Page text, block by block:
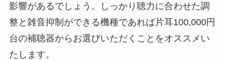
影響があるでしょう。しっかり聴力に合わせた調
整と雑音抑制ができる機種であれば片耳100,000円
台の補聴器からお選びいただくことをオススメい
たします。